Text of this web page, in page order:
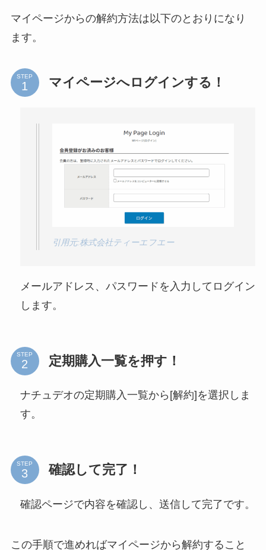
マイページからの解約方法は以下のとおりになり
ます。
STEP マイページへログインする！
引用元:株式会社ティーエフエー
メールアドレス、パスワードを入力してログイン
します。
STEP 定期購入一覧を押す！
ナチュデオの定期購入一覧から[解約]を選択しま
す。
STEP 確認して完了！
確認ページで内容を確認し、送信して完了です。
この手順で進めればマイページから解約すること